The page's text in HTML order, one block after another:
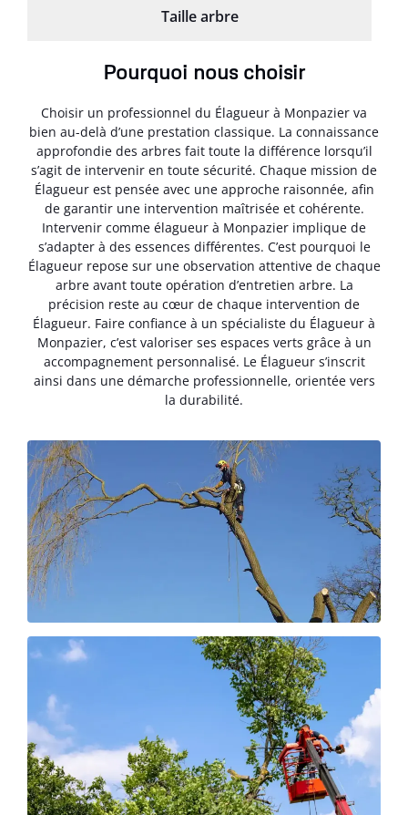
Taille arbre
Pourquoi nous choisir
Choisir un professionnel du Élagueur à Monpazier va
bien au-delà d’une prestation classique. La connaissance
approfondie des arbres fait toute la différence lorsqu’il
s’agit de intervenir en toute sécurité. Chaque mission de
Élagueur est pensée avec une approche raisonnée, afin
de garantir une intervention maîtrisée et cohérente.
Intervenir comme élagueur à Monpazier implique de
s’adapter à des essences différentes. C’est pourquoi le
Élagueur repose sur une observation attentive de chaque
arbre avant toute opération d’entretien arbre. La
précision reste au cœur de chaque intervention de
Élagueur. Faire confiance à un spécialiste du Élagueur à
Monpazier, c’est valoriser ses espaces verts grâce à un
accompagnement personnalisé. Le Élagueur s’inscrit
ainsi dans une démarche professionnelle, orientée vers
la durabilité.